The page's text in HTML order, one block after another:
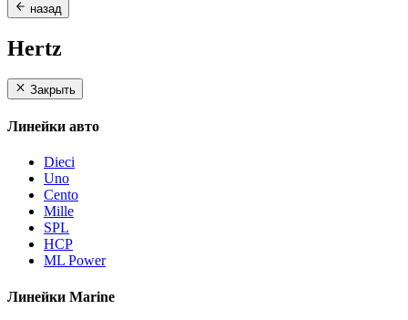
назад
Hertz
Закрыть
Линейки авто
Dieci
Uno
Cento
Mille
SPL
HCP
ML Power
Линейки Marine